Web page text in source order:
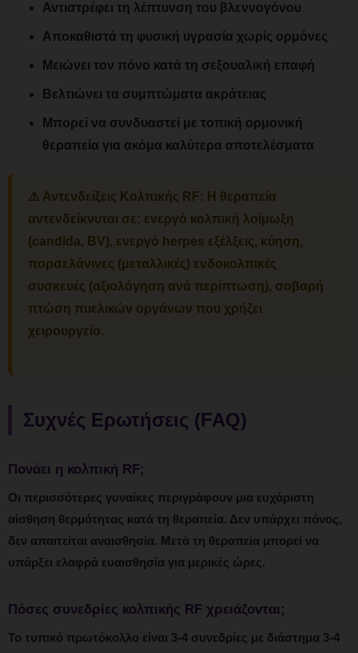
Αντιστρέφει τη λέπτυνση του βλεννογόνου
Αποκαθιστά τη φυσική υγρασία χωρίς ορμόνες
Μειώνει τον πόνο κατά τη σεξουαλική επαφή
Βελτιώνει τα συμπτώματα ακράτειας
Μπορεί να συνδυαστεί με τοπική ορμονική
θεραπεία για ακόμα καλύτερα αποτελέσματα
⚠️ Αντενδείξεις Κολπικής RF: Η θεραπεία
αντενδείκνυται σε: ενεργό κολπική λοίμωξη
(candida, BV), ενεργό herpes εξέλξεις, κύηση,
πορσελάνινες (μεταλλικές) ενδοκολπικές
συσκευές (αξιολόγηση ανά περίπτωση), σοβαρή
πτώση πυελικών οργάνων που χρήζει
χειρουργείο.
Συχνές Ερωτήσεις (FAQ)
Πονάει η κολπική RF;
Οι περισσότερες γυναίκες περιγράφουν μια ευχάριστη
αίσθηση θερμότητας κατά τη θεραπεία. Δεν υπάρχει πόνος,
δεν απαιτείται αναισθησία. Μετά τη θεραπεία μπορεί να
υπάρξει ελαφρά ευαισθησία για μερικές ώρες.
Πόσες συνεδρίες κολπικής RF χρειάζονται;
Το τυπικό πρωτόκολλο είναι 3-4 συνεδρίες με διάστημα 3-4